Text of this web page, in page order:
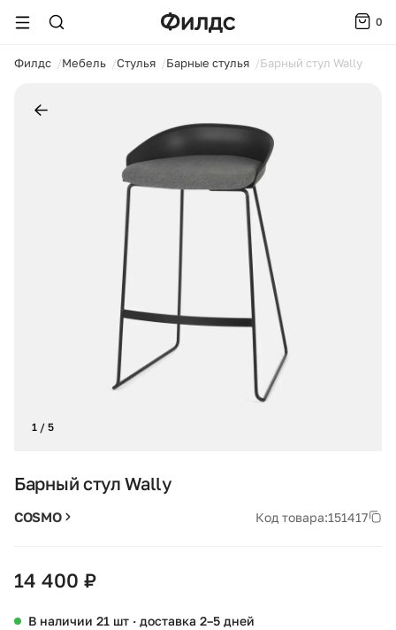
0
Филдс Мебель Стулья Барные стулья Барный стул Wally
1 / 5
Барный стул Wally
COSMO Код товара:151417
14 400 ₽
В наличии 21 шт · доставка 2–5 дней